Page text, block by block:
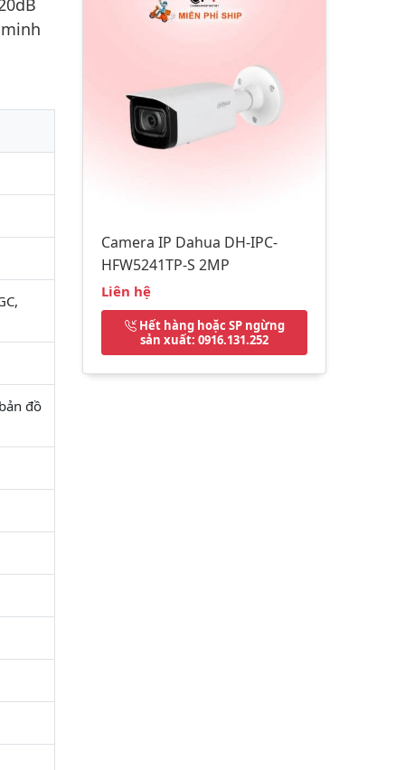
đồ
Camera IP Dahua DH-IPC-
HFW5241TP-S 2MP
Liên hệ
Hết hàng hoặc SP ngừng
sản xuất: 0916.131.252